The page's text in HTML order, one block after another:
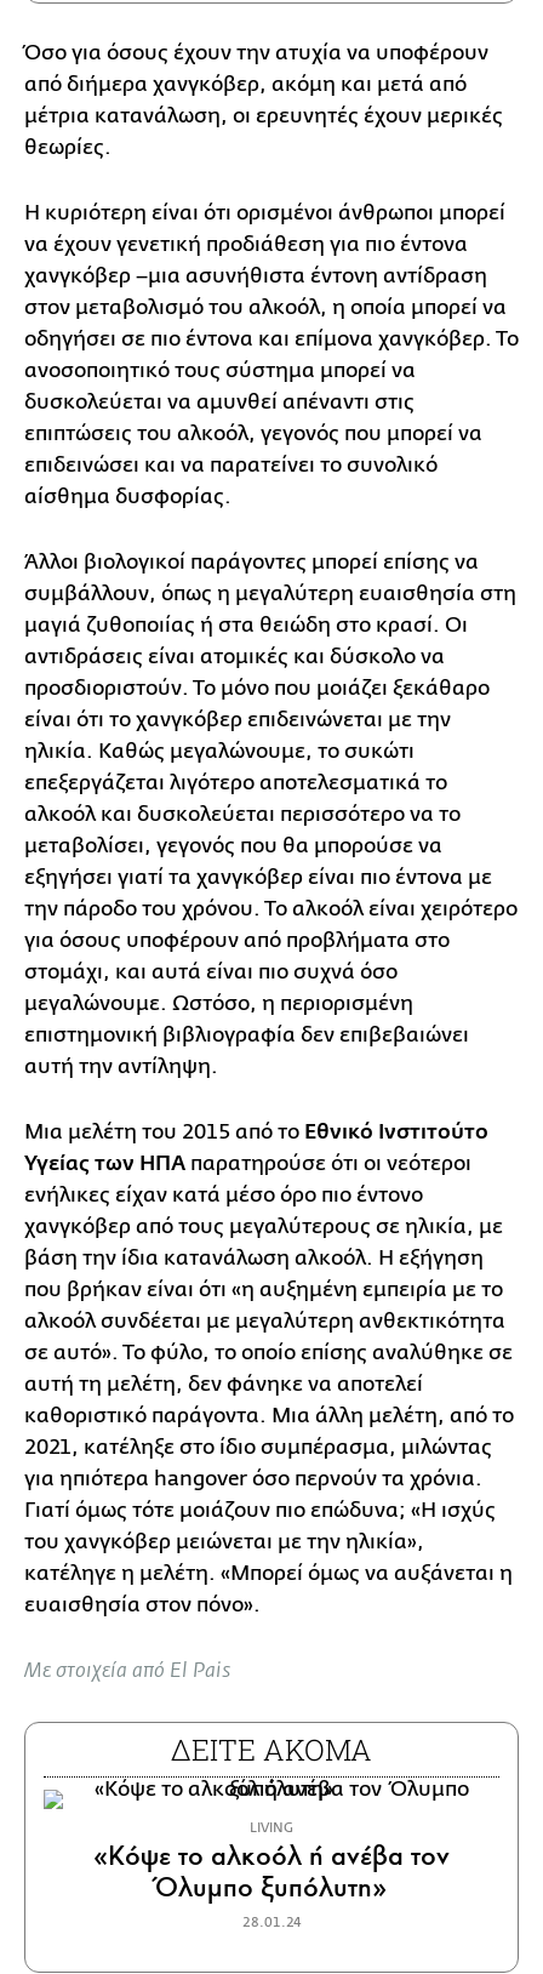
Όσο για όσους έχουν την ατυχία να υποφέρουν
από διήμερα χανγκόβερ, ακόμη και μετά από
μέτρια κατανάλωση, οι ερευνητές έχουν μερικές
θεωρίες.
Η κυριότερη είναι ότι ορισμένοι άνθρωποι μπορεί
να έχουν γενετική προδιάθεση για πιο έντονα
χανγκόβερ –μια ασυνήθιστα έντονη αντίδραση
στον μεταβολισμό του αλκοόλ, η οποία μπορεί να
οδηγήσει σε πιο έντονα και επίμονα χανγκόβερ. Το
ανοσοποιητικό τους σύστημα μπορεί να
δυσκολεύεται να αμυνθεί απέναντι στις
επιπτώσεις του αλκοόλ, γεγονός που μπορεί να
επιδεινώσει και να παρατείνει το συνολικό
αίσθημα δυσφορίας.
Άλλοι βιολογικοί παράγοντες μπορεί επίσης να
συμβάλλουν, όπως η μεγαλύτερη ευαισθησία στη
μαγιά ζυθοποιίας ή στα θειώδη στο κρασί. Οι
αντιδράσεις είναι ατομικές και δύσκολο να
προσδιοριστούν. Το μόνο που μοιάζει ξεκάθαρο
είναι ότι το χανγκόβερ επιδεινώνεται με την
ηλικία. Καθώς μεγαλώνουμε, το συκώτι
επεξεργάζεται λιγότερο αποτελεσματικά το
αλκοόλ και δυσκολεύεται περισσότερο να το
μεταβολίσει, γεγονός που θα μπορούσε να
εξηγήσει γιατί τα χανγκόβερ είναι πιο έντονα με
την πάροδο του χρόνου. Το αλκοόλ είναι χειρότερο
για όσους υποφέρουν από προβλήματα στο
στομάχι, και αυτά είναι πιο συχνά όσο
μεγαλώνουμε. Ωστόσο, η περιορισμένη
επιστημονική βιβλιογραφία δεν επιβεβαιώνει
αυτή την αντίληψη.
Μια μελέτη του 2015 από το Εθνικό Ινστιτούτο
Υγείας των ΗΠΑ παρατηρούσε ότι οι νεότεροι
ενήλικες είχαν κατά μέσο όρο πιο έντονο
χανγκόβερ από τους μεγαλύτερους σε ηλικία, με
βάση την ίδια κατανάλωση αλκοόλ. Η εξήγηση
που βρήκαν είναι ότι «η αυξημένη εμπειρία με το
αλκοόλ συνδέεται με μεγαλύτερη ανθεκτικότητα
σε αυτό». Το φύλο, το οποίο επίσης αναλύθηκε σε
αυτή τη μελέτη, δεν φάνηκε να αποτελεί
καθοριστικό παράγοντα. Μια άλλη μελέτη, από το
2021, κατέληξε στο ίδιο συμπέρασμα, μιλώντας
για ηπιότερα hangover όσο περνούν τα χρόνια.
Γιατί όμως τότε μοιάζουν πιο επώδυνα; «Η ισχύς
του χανγκόβερ μειώνεται με την ηλικία»,
κατέληγε η μελέτη. «Μπορεί όμως να αυξάνεται η
ευαισθησία στον πόνο».
Με στοιχεία από El Pais
ΔΕΙΤΕ ΑΚΟΜΑ
LIVING
«Κόψε το αλκοόλ ή ανέβα τον
Όλυμπο ξυπόλυτη»
28.01.24